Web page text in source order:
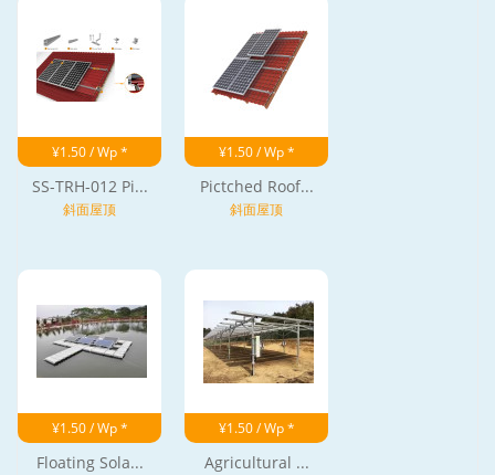
¥1.50 / Wp *
SS-TRH-012 Pi...
斜面屋顶
¥1.50 / Wp *
Pictched Roof...
斜面屋顶
¥1.50 / Wp *
Floating Sola...
¥1.50 / Wp *
Agricultural ...